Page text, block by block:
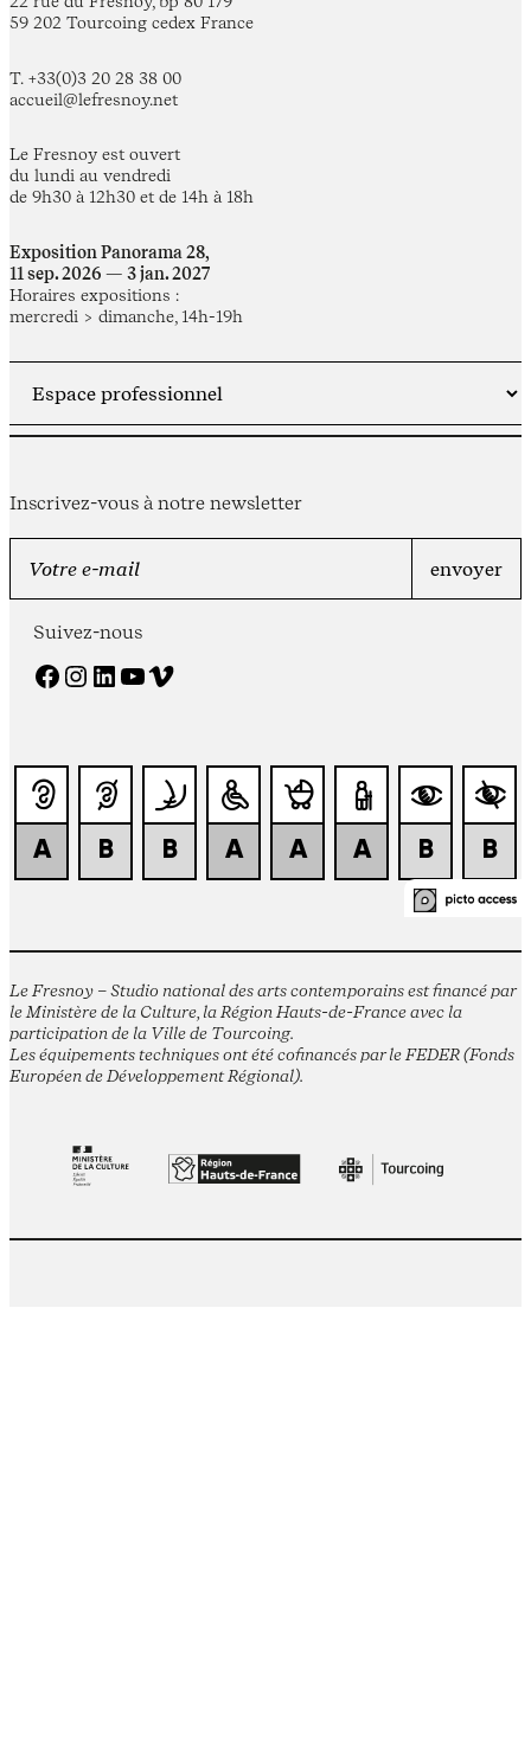
59 202 Tourcoing cedex France
T. +33(0)3 20 28 38 00
accueil@lefresnoy.net
Le Fresnoy est ouvert
du lundi au vendredi
de 9h30 à 12h30 et de 14h à 18h
Exposition Panorama 28,
11 sep. 2026 — 3 jan. 2027
Horaires expositions :
mercredi > dimanche, 14h-19h
Inscrivez-vous à notre newsletter
Suivez-nous
Facebook Instagram LinkedIn YouTube Vimeo
Le Fresnoy – Studio national des arts contemporains est financé par
le Ministère de la Culture, la Région Hauts-de-France avec la
participation de la Ville de Tourcoing.
Les équipements techniques ont été cofinancés par le FEDER (Fonds
Européen de Développement Régional).